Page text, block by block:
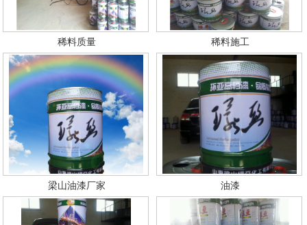
稀料质量 稀料施工
梁山油漆厂家 油漆